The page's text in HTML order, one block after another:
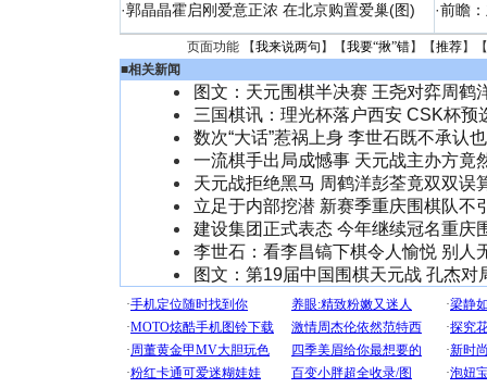
·郭晶晶霍启刚爱意正浓 在北京购置爱巢(图)
·前瞻
页面功能 【我来说两句 】【我要“揪”错】【推荐】
■相关新闻
图文：天元围棋半决赛 王尧对弈周鹤
三国棋讯：理光杯落户西安 CSK杯预
数次“大话”惹祸上身 李世石既不承认
一流棋手出局成憾事 天元战主办方竟
天元战拒绝黑马 周鹤洋彭荃竟双双误
立足于内部挖潜 新赛季重庆围棋队不
建设集团正式表态 今年继续冠名重庆
李世石：看李昌镐下棋令人愉悦 别人
图文：第19届中国围棋天元战 孔杰对